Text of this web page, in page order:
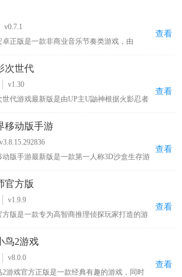
v0.7.1
卓正版是一款非商业音乐节奏类游戏，由
包括网上知名度很高的零号车辆、喜之郎果
要当太空人、初音未来的消失等原创歌曲关卡
找到，可以让玩家在玩游戏的同时也能听音
查看
次世代
v1.30
世代游戏最新版是由UP主U鼬神根据火影忍者
斑「秽土转生·解」等多位原作角色，每个角
的技能组合与秘卷系统，玩家可通过连招、位
实现高自由度操作。除单人剧情外，还包含对
战、无尽试炼、演练等玩法，满足休闲刷本与
查看
移动版手游
v3.8.15.292836
动版手游最新版是一款第一人称3D沙盒生存游
，制作工具和武器来生存和生活，并挑战不
物。另外，我的世界移动版手游最新版中为了
玩性不在单一，开放了生存模式和上帝模式两
两种模式都有着自己的特色之处和不同的游戏
取食物，开创通往异世界的大门，召唤神话
查看
官方版
v1.9.9
方版是一款专为高智商推理侦探玩家打造的游
内有超多真实案件，还支持多人合作共同解
查看
鸟2游戏
v8.0.0
2游戏官方正版是一款经典有趣的游戏，同时
查看